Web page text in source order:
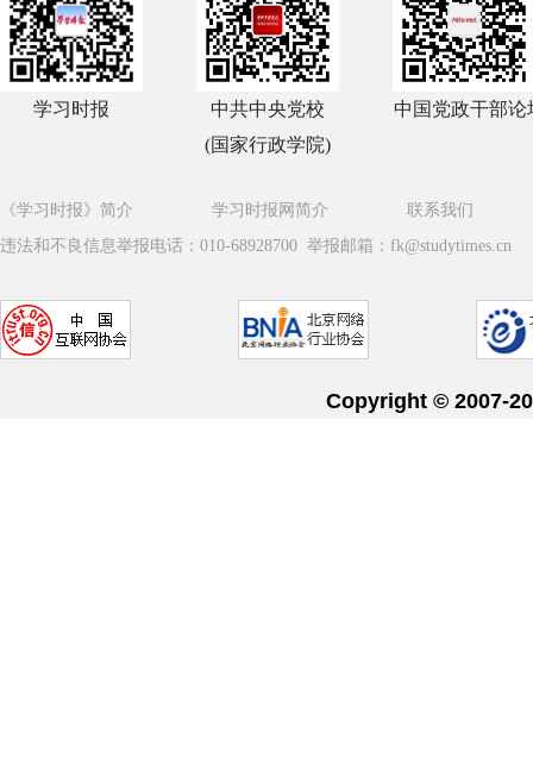
学习时报
中共中央党校
(国家行政学院)
中国党政干部论
《学习时报》简介 学习时报网简介
联系我们
违法和不良信息举报电话：010-68928700 举报邮箱：fk@studytimes.cn
Copyright © 2007-